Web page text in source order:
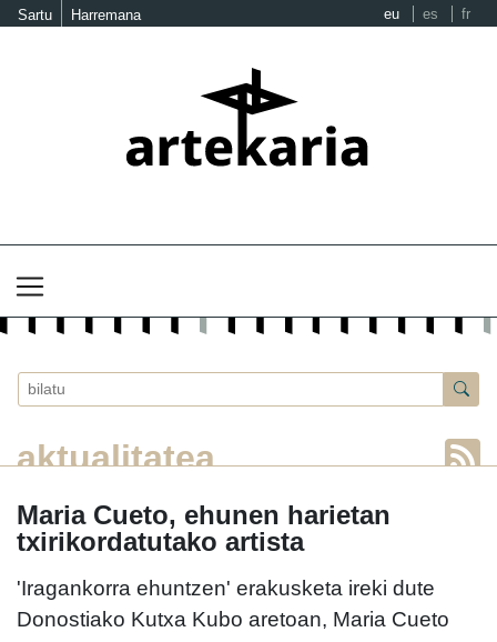
Sartu Harremana eu es fr
aktualitatea
Maria Cueto, ehunen harietan
txirikordatutako artista
'Iragankorra ehuntzen' erakusketa ireki dute
Donostiako Kutxa Kubo aretoan, Maria Cueto